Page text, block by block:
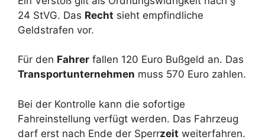
24 StVG. Das Recht sieht empfindliche
Geldstrafen vor.
Für den Fahrer fallen 120 Euro Bußgeld an. Das
Transportunternehmen muss 570 Euro zahlen.
Bei der Kontrolle kann die sofortige
Fahreinstellung verfügt werden. Das Fahrzeug
darf erst nach Ende der Sperrzeit weiterfahren.